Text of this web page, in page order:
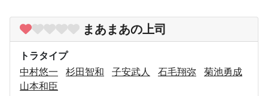
まあまあの上司
トラタイプ
中村悠一
杉田智和 子安武人 石毛翔弥
菊池勇成
山本和臣